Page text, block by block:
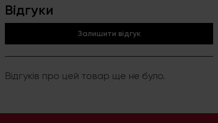
Відгуки
Залишити відгук
Відгуків про цей товар ще не було.